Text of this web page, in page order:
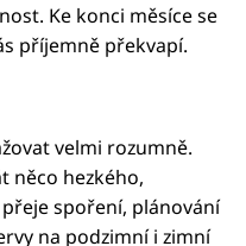
Ke konci měsíce se
příjemně překvapí.
velmi rozumně.
něco hezkého,
spoření, plánování
na podzimní i zimní